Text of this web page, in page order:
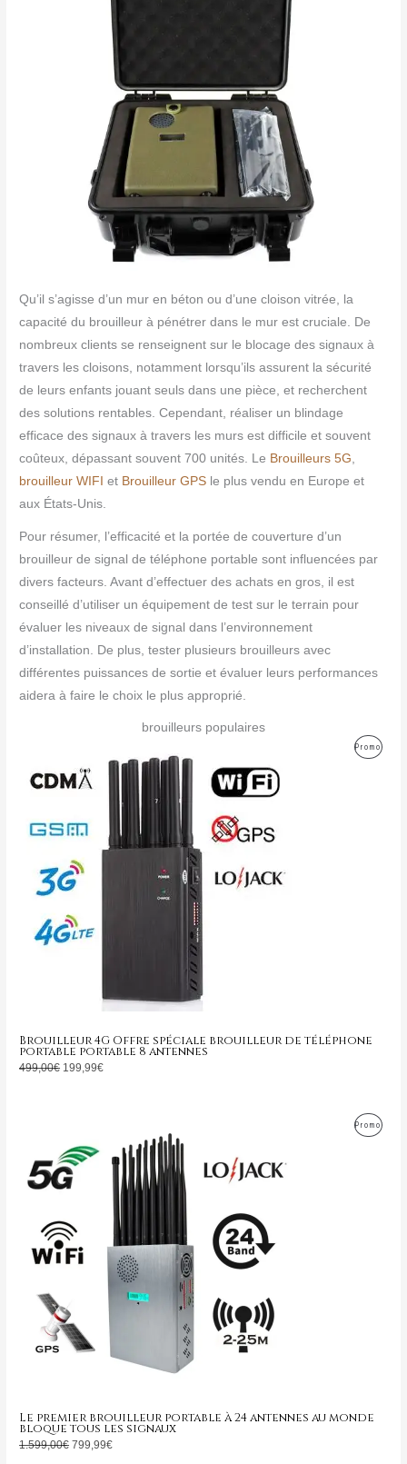
Qu’il s’agisse d’un mur en béton ou d’une cloison vitrée, la
capacité du brouilleur à pénétrer dans le mur est cruciale. De
nombreux clients se renseignent sur le blocage des signaux à
travers les cloisons, notamment lorsqu’ils assurent la sécurité
de leurs enfants jouant seuls dans une pièce, et recherchent
des solutions rentables. Cependant, réaliser un blindage
efficace des signaux à travers les murs est difficile et souvent
coûteux, dépassant souvent 700 unités. Le Brouilleurs 5G
brouilleur WIFI et Brouilleur GPS le plus vendu en Europe et
aux États-Unis.
Pour résumer, l’efficacité et la portée de couverture d’un
brouilleur de signal de téléphone portable sont influencées par
divers facteurs. Avant d’effectuer des achats en gros, il est
conseillé d’utiliser un équipement de test sur le terrain pour
évaluer les niveaux de signal dans l’environnement
d’installation. De plus, tester plusieurs brouilleurs avec
différentes puissances de sortie et évaluer leurs performances
aidera à faire le choix le plus approprié.
brouilleurs populaires
Promo
Brouilleur 4G Offre spéciale brouilleur de téléphone
portable portable 8 antennes
499,00€
était :
499,00€.
199,99€
actuel
199,99€.
Promo
Le premier brouilleur portable à 24 antennes au monde
bloque tous les signaux
1.599,00€
était :
1.599,00€.
799,99€
est :
799,99€.